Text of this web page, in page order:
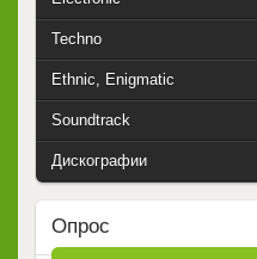
Techno
Ethnic, Enigmatic
Soundtrack
Дискографии
Опрос